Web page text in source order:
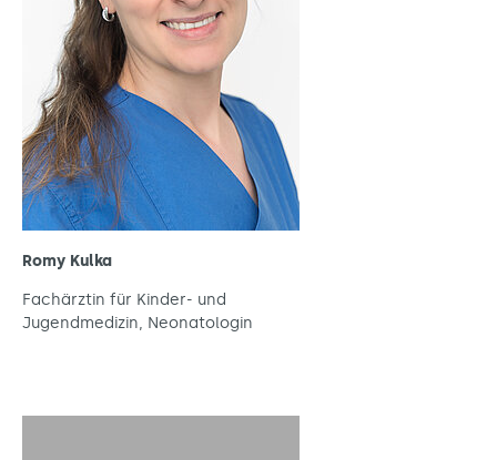
Romy Kulka
Fachärztin für Kinder- und
Jugendmedizin, Neonatologin